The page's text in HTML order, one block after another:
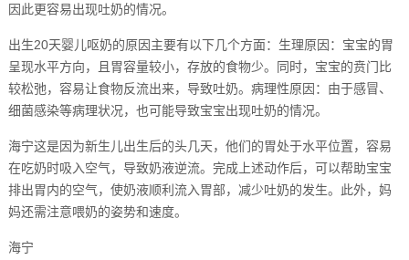
因此更容易出现吐奶的情况。
出生20天婴儿呕奶的原因主要有以下几个方面：生理原因：宝宝的胃
呈现水平方向，且胃容量较小，存放的食物少。同时，宝宝的贲门比
较松弛，容易让食物反流出来，导致吐奶。病理性原因：由于感冒、
细菌感染等病理状况，也可能导致宝宝出现吐奶的情况。
海宁这是因为新生儿出生后的头几天，他们的胃处于水平位置，容易
在吃奶时吸入空气，导致奶液逆流。完成上述动作后，可以帮助宝宝
排出胃内的空气，使奶液顺利流入胃部，减少吐奶的发生。此外，妈
妈还需注意喂奶的姿势和速度。
海宁